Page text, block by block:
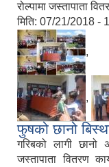
रोल्पामा जस्तापाता
मिति: 07/21/2018 -
,
फुषको छानो
गरिबको लागी छानो
जस्तापाता वितरण